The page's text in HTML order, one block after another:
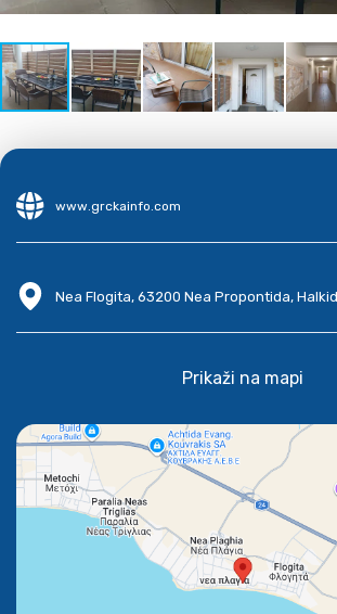
www.grckainfo.com
Nea Flogita, 63200 Nea Propontida,
Prikaži na mapi